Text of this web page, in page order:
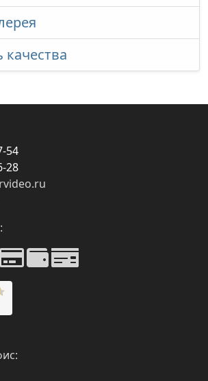
качества
54
28